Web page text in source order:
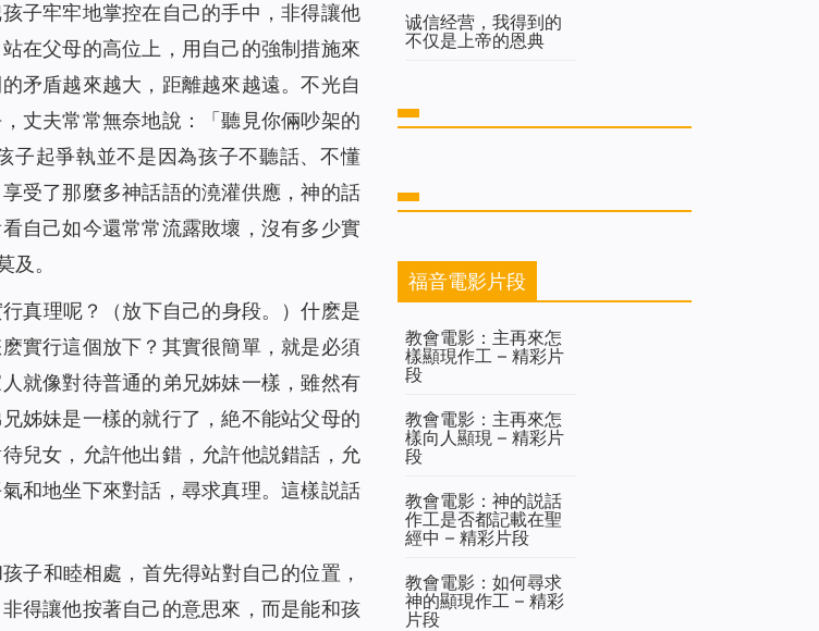
子牢牢地掌控在自己的手中，非得讓他
在父母的高位上，用自己的強制措施來
矛盾越來越大，距離越來越遠。不光自
丈夫常常無奈地說：「聽見你倆吵架的
子起爭執並不是因為孩子不聽話、不懂
受了那麼多神話語的澆灌供應，神的話
自己如今還常常流露敗壞，沒有多少實
及。
真理呢？ （放下自己的身段。）什麽是
實行這個放下？其實很簡單，就是必須
就像對待普通的弟兄姊妹一樣，雖然有
姊妹是一樣的就行了，絶不能站父母的
兒女，允許他出錯，允許他説錯話，允
和地坐下來對話，尋求真理。這樣説話
子和睦相處，首先得站對自己的位置，
得讓他按著自己的意思來，而是能和孩
诚信经营，我得到的
不仅是上帝的恩典
福音電影片段
教會電影：主再來怎
樣顯現作工 – 精彩片
段
教會電影：主再來怎
樣向人顯現 – 精彩片
段
教會電影：神的説話
作工是否都記載在聖
經中 – 精彩片段
教會電影：如何尋求
神的顯現作工 – 精彩
片段